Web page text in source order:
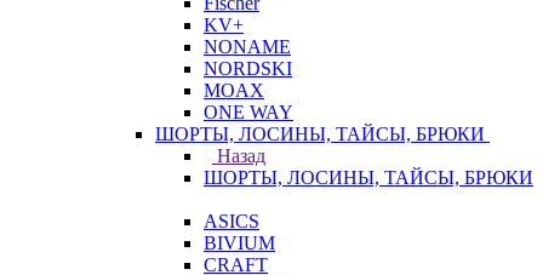
KV+
NONAME
NORDSKI
MOAX
ONE WAY
ШОРТЫ, ЛОСИНЫ, ТАЙСЫ, БРЮКИ
Назад
ШОРТЫ, ЛОСИНЫ, ТАЙСЫ, БРЮКИ
ASICS
BIVIUM
CRAFT